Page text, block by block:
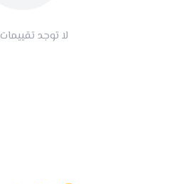
لا توجد تقييمات